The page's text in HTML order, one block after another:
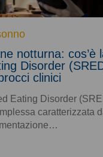
notturna: cos’è
Disorder
clinici
Eating Disorder
caratterizzata